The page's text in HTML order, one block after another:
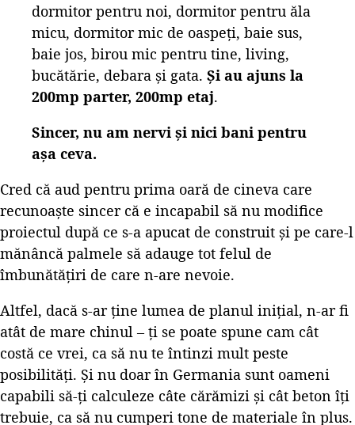
dormitor pentru noi, dormitor pentru ăla
micu, dormitor mic de oaspeți, baie sus,
baie jos, birou mic pentru tine, living,
bucătărie, debara și gata. Și au ajuns la
200mp parter, 200mp etaj.
Sincer, nu am nervi și nici bani pentru
așa ceva.
Cred că aud pentru prima oară de cineva care
recunoaște sincer că e incapabil să nu modifice
proiectul după ce s-a apucat de construit și pe care-l
mănâncă palmele să adauge tot felul de
îmbunătățiri de care n-are nevoie.
Altfel, dacă s-ar ține lumea de planul inițial, n-ar fi
atât de mare chinul – ți se poate spune cam cât
costă ce vrei, ca să nu te întinzi mult peste
posibilități. Și nu doar în Germania sunt oameni
capabili să-ți calculeze câte cărămizi și cât beton îți
trebuie, ca să nu cumperi tone de materiale în plus.